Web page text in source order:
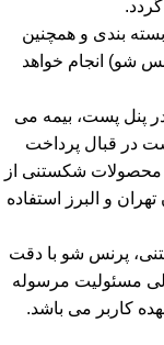
بندی و همچنین
شو) انجام خواهد
پنل پست، بیمه می
در قبال پرداخت
محصولات شکستنی از
و البرز استفاده
پرنس شو با دقت
مسئولیت مرسوله
کاربر می باشد.